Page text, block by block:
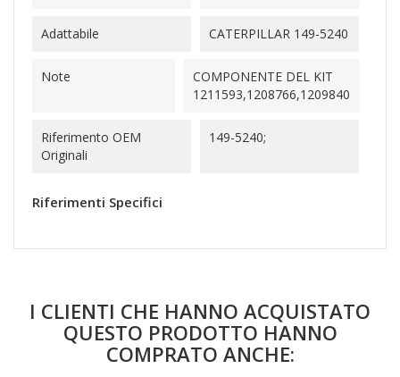
Adattabile CATERPILLAR 149-5240
Note
COMPONENTE DEL KIT
1211593,1208766,1209840
Riferimento OEM
Originali
149-5240;
Riferimenti Specifici
I CLIENTI CHE HANNO ACQUISTATO
QUESTO PRODOTTO HANNO
COMPRATO ANCHE: